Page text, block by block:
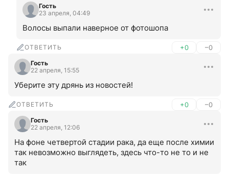
Гость
23 апреля, 04:49
Волосы выпали наверное от фотошопа
ОТВЕТИТЬ +0 –0
Гость
22 апреля, 15:55
Уберите эту дрянь из новостей!
ОТВЕТИТЬ +0 –0
Гость
22 апреля, 12:06
На фоне четвертой стадии рака, да еще после химии
так невозможно выглядеть, здесь что-то не то и не
так